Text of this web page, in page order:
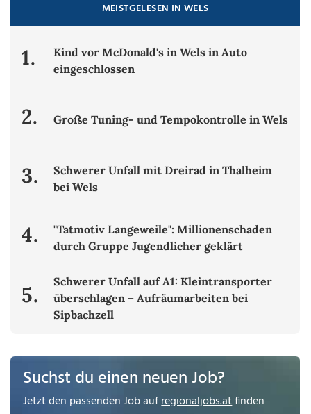
MEISTGELESEN IN WELS
1.
Kind vor McDonald's in Wels in Auto
eingeschlossen
2. Große Tuning- und Tempokontrolle in Wels
3.
Schwerer Unfall mit Dreirad in Thalheim
bei Wels
4.
"Tatmotiv Langeweile": Millionenschaden
durch Gruppe Jugendlicher geklärt
5.
Schwerer Unfall auf A1: Kleintransporter
überschlagen – Aufräumarbeiten bei
Sipbachzell
Suchst du einen neuen Job?
Jetzt den passenden Job aufregionaljobs.atfinden